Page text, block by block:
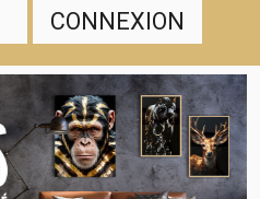
CONNEXION